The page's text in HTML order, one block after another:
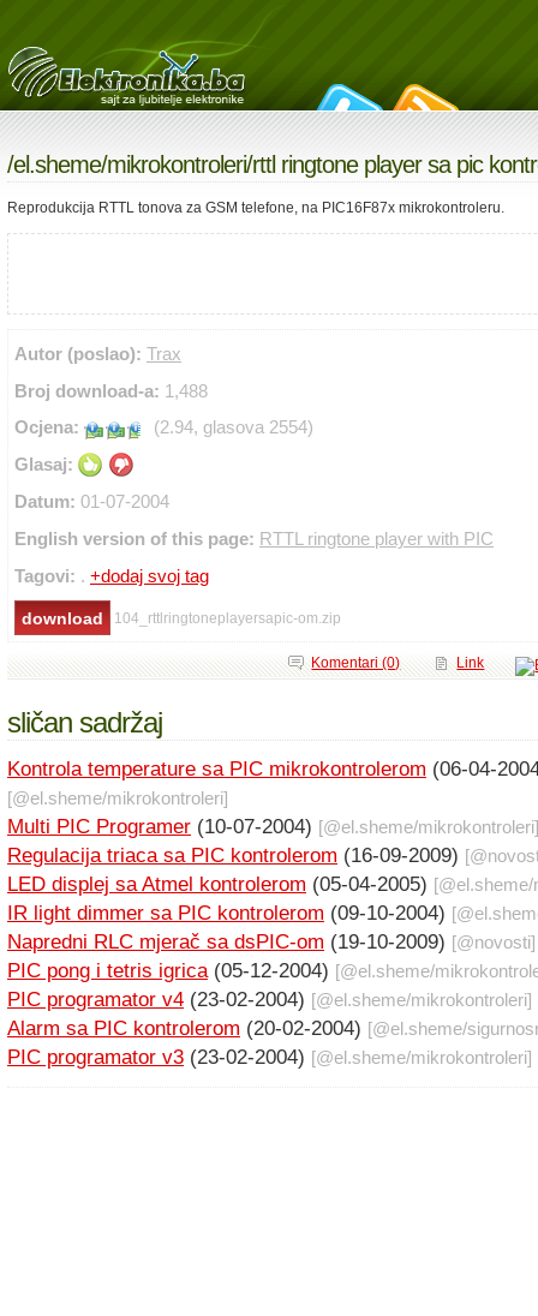
/el.sheme/mikrokontroleri/rttl ringtone player sa pic
Reprodukcija RTTL tonova za GSM telefone, na PIC16F87x mikrokontroleru.
Autor (poslao): Trax
Broj download-a: 1,488
Ocjena:
(2.94, glasova 2554)
Glasaj:
Datum: 01-07-2004
English version of this page: RTTL ringtone player with PIC
Tagovi: . +dodaj svoj tag
104_rttlringtoneplayersapic-om.zip
Link
Komentari (0)
sličan sadržaj
Kontrola temperature sa PIC mikrokontrolerom (06-04-
[@el.sheme/mikrokontroleri]
Multi PIC Programer (10-07-2004) [@el.sheme/mikrokontroleri]
Regulacija triaca sa PIC kontrolerom (16-09-2009) [@
LED displej sa Atmel kontrolerom (05-04-2005) [@el.sheme/
IR light dimmer sa PIC kontrolerom (09-10-2004) [@
Napredni RLC mjerač sa dsPIC-om (19-10-2009) [@novosti]
PIC pong i tetris igrica(05-12-2004) [@el.sheme/
PIC programator v4 (23-02-2004) [@el.sheme/mikrokontroleri]
Alarm sa PIC kontrolerom (20-02-2004) [@el.sheme/
PIC programator v3 (23-02-2004) [@el.sheme/mikrokontroleri]